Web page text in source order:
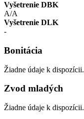
Vyšetrenie DBK
A/A
Vyšetrenie DLK
-
Bonitácia
Žiadne údaje k dispozícii.
Zvod mladých
Žiadne údaje k dispozícii.